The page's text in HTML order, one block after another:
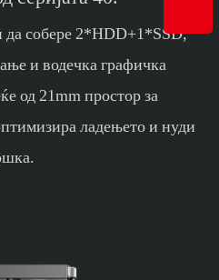
да собере 2*HDD+1*SSD,
и водечка графичка
од 21mm простор за
ладењето и нуди